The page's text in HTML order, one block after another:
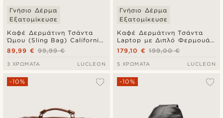
Καφέ Δερμάτινη Τσάντα
Ώμου (Sling Bag) California
Mini
Γνήσιο Δέρμα
Εξατομίκευσε
99,99 €
89,99 €
3 ΧΡΏΜΑΤΑ LUCLEON
Καφέ Δερμάτινη Τσάντα
Laptop με Διπλό Φερμουάρ
Montreal Executive
Γνήσιο Δέρμα
Εξατομίκευσε
199,00 €
179,10 €
5 ΧΡΏΜΑΤΑ LUCLEON
-10% -10%